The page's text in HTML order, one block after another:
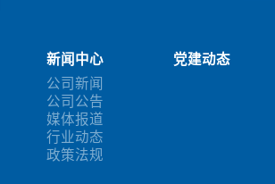
新闻中心
公司新闻
公司公告
媒体报道
行业动态
政策法规
党建动态